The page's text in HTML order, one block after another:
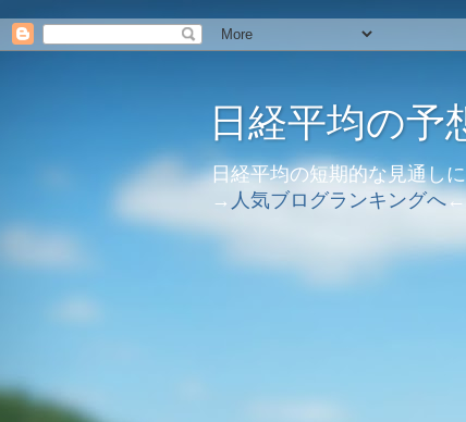
日経平均の予
日経平均の短期的な見通し
→ 人気ブログランキングへ←